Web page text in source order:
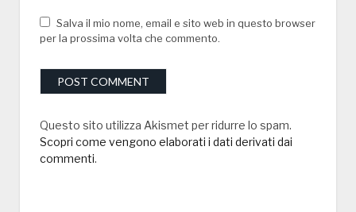
Salva il mio nome, email e sito web in questo browser
per la prossima volta che commento.
Questo sito utilizza Akismet per ridurre lo spam.
Scopri come vengono elaborati i dati derivati dai
commenti.